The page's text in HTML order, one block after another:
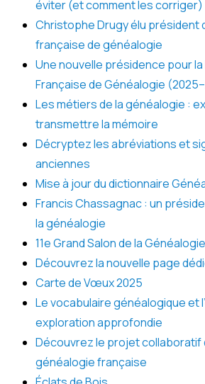
éviter (et comment les corriger)
Christophe Drugy élu président
française de généalogie
Une nouvelle présidence pour
Française de Généalogie
Les métiers de la généalogie :
transmettre la mémoire
Décryptez les abréviations et
anciennes
Mise à jour du dictionnaire
Francis Chassagnac : un
la généalogie
11e Grand Salon de la Généalogie
Découvrez la nouvelle page
Carte de Vœux 2025
Le vocabulaire généalogique et
exploration approfondie
Découvrez le projet collaboratif
généalogie française